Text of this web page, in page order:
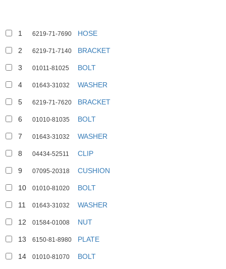
1 6219-71-7690 HOSE
2 6219-71-7140 BRACKET
3 01011-81025 BOLT
4 01643-31032 WASHER
5 6219-71-7620 BRACKET
6 01010-81035 BOLT
7 01643-31032 WASHER
8 04434-52511 CLIP
9 07095-20318 CUSHION
10 01010-81020 BOLT
11 01643-31032 WASHER
12 01584-01008 NUT
13 6150-81-8980 PLATE
14 01010-81070 BOLT